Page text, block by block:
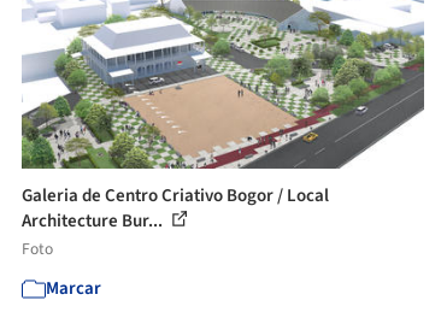
Galeria de Centro Criativo Bogor / Local
Architecture Bur...
Foto
Marcar